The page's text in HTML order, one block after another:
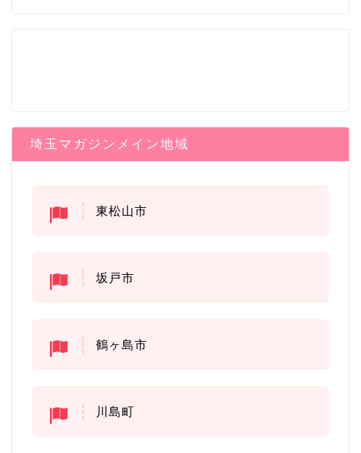
埼玉マガジンメイン地域
東松山市
坂戸市
鶴ヶ島市
川島町